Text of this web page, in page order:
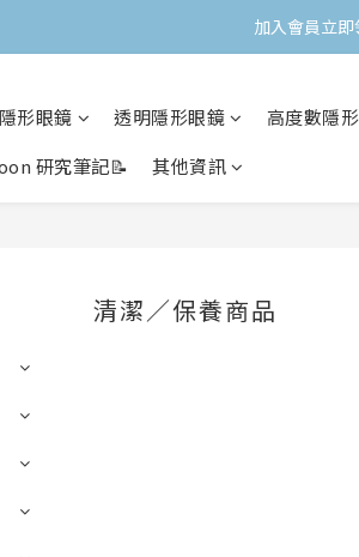
加入會員立
加入會員立
形眼鏡 透明隱形眼鏡 高度數隱
研究筆記📝 其他資訊
清潔／保養商品